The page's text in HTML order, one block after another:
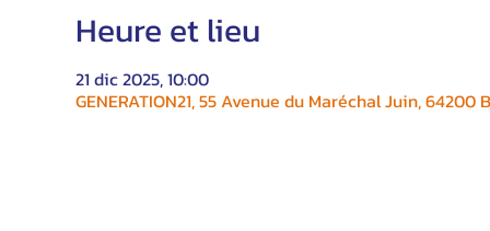
Heure et lieu
21 dic 2025, 10:00
GENERATION21, 55 Avenue du Maréchal Juin, 64200